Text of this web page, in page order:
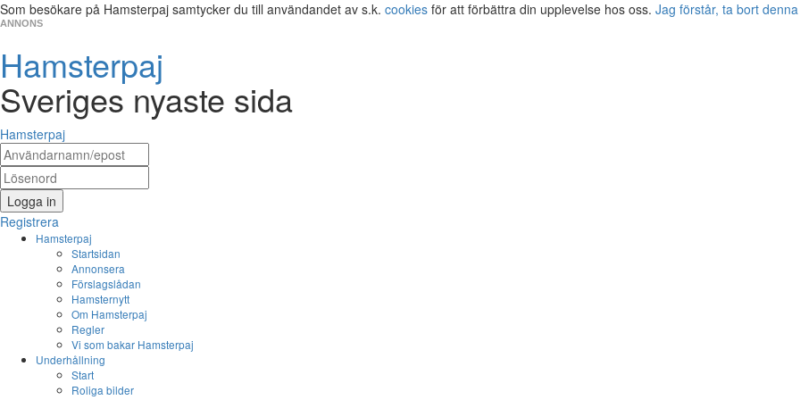
Som besökare på Hamsterpaj samtycker du till användandet av s.k. cookies för att förbättra din upplevelse hos oss. Jag förstår, ta bort
ANNONS
Hamsterpaj
Sveriges nyaste sida
Hamsterpaj
Logga in
Registrera
Hamsterpaj
Startsidan
Annonsera
Förslagslådan
Hamsternytt
Om Hamsterpaj
Regler
Vi som bakar Hamsterpaj
Underhållning
Start
Roliga bilder